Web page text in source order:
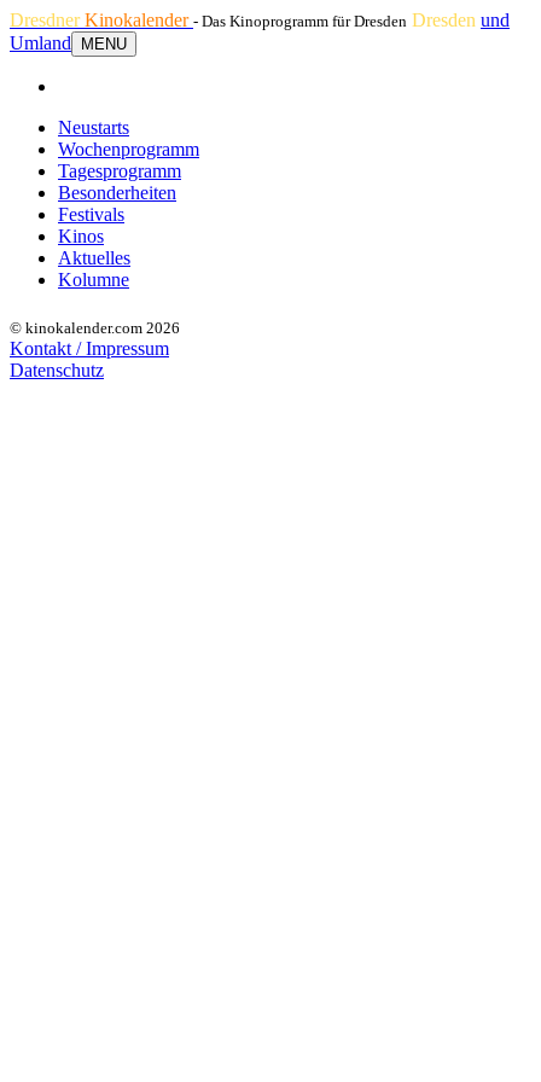
DresdnerKinokalender - Das Kinoprogramm für Dresden Dresden und
Umland
MENU
Neustarts
Wochenprogramm
Tagesprogramm
Besonderheiten
Festivals
Kinos
Aktuelles
Kolumne
© kinokalender.com 2026
Kontakt / Impressum
Datenschutz